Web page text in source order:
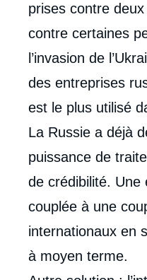
prises contre
contre certaines
l’invasion de
des entreprises
est le plus utilisé
La Russie a déjà
puissance de
de crédibilité. Une
couplée à une
internationaux en
à moyen terme.